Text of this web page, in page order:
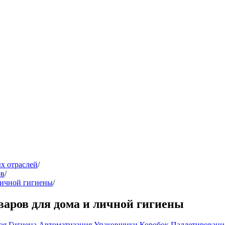
отраслей/
/
гигиены/
для дома и личной гигиены